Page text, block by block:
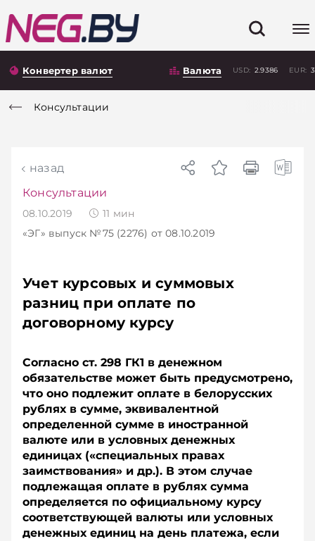
Конвертер валют Валюта USD: 2.9386 EUR:
Консультации
назад
Консультации
08.10.2019 11 мин
«ЭГ» выпуск №75 (2276) от 08.10.2019
Учет курсовых и суммовых
разниц при оплате по
договорному курсу
Согласно ст. 298 ГК1 в денежном
обязательстве может быть предусмотрено,
что оно подлежит оплате в белорусских
рублях в сумме, эквивалентной
определенной сумме в иностранной
валюте или в условных денежных
единицах («специальных правах
заимствования» и др.). В этом случае
подлежащая оплате в рублях сумма
определяется по официальному курсу
соответствующей валюты или условных
денежных единиц на день платежа, если